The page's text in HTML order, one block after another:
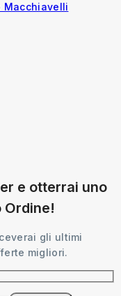
Macchiavelli
e otterrai uno
Ordine!
gli ultimi
migliori.